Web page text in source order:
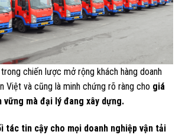
chiến lược mở rộng khách hàng doanh
Việt và cũng là minh chứng rõ ràng cho giá
mà đại lý đang xây dựng.
tác tin cậy cho mọi doanh nghiệp vận tải